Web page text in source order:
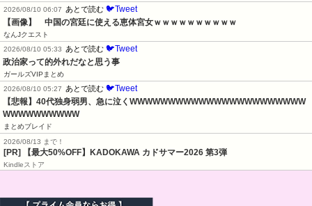
2026/08/10 06:07
あとで読む 🐦Tweet
【画像】　中国の宮廷に使える恵体宮女ｗｗｗｗｗｗｗｗｗｗ
なんJクエスト
2026/08/10 05:33
あとで読む 🐦Tweet
政治家って的外れだなと思う事
ガールズVIPまとめ
2026/08/10 05:27
あとで読む 🐦Tweet
【悲報】40代独身弱男、急に泣くWWWWWWWWWWWWWWWWWWWWWWW
WWWWWWWWWW
まとめブレイド
2026/08/13 まで！
[PR] 【最大50%OFF】KADOKAWA カドサマー2026 第3弾
Kindleストア